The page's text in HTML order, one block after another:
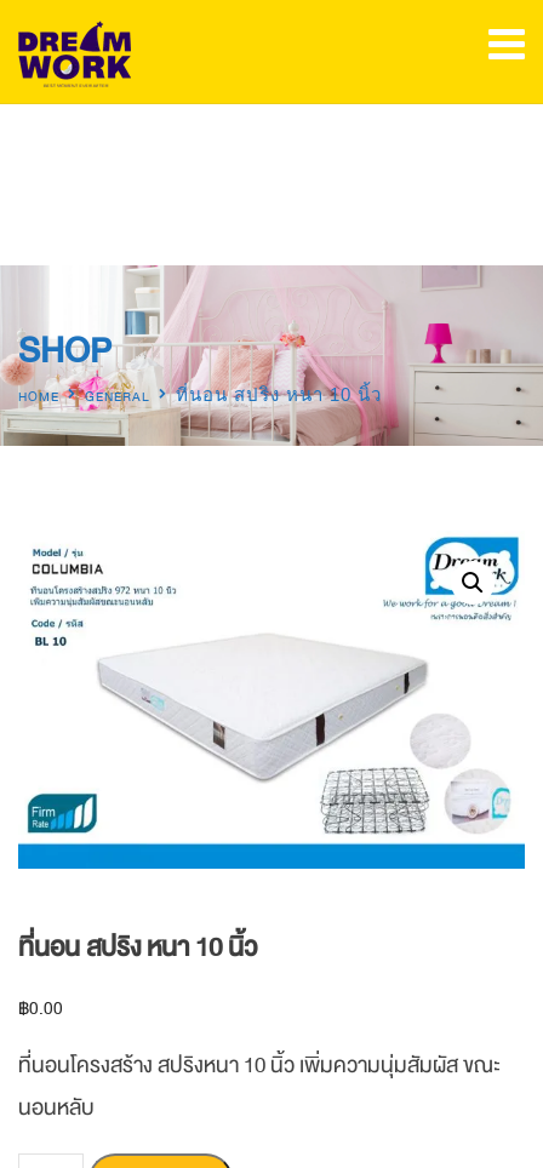
SHOP
HOME GENERAL ที่นอน สปริง หนา 10 นิ้ว
ที่นอน สปริง หนา 10 นิ้ว
฿0.00
ที่นอนโครงสร้าง สปริงหนา 10 นิ้ว เพิ่มความนุ่มสัมผัส ขณะ
นอนหลับ